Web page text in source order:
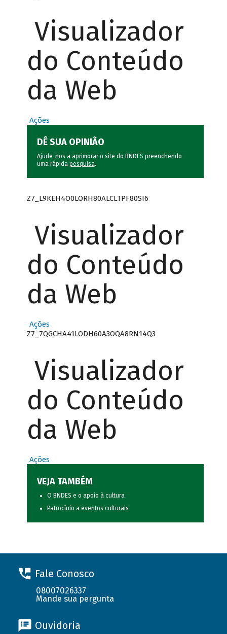
Visualizador
do Conteúdo
da Web
Ações
DÊ SUA OPINIÃO
Ajude-nos a aprimorar o site do BNDES preenchendo
uma rápida pesquisa.
Z7_L9KEH4O0LORH80ALCLTPF80SI6
Visualizador
do Conteúdo
da Web
Ações
Z7_7QGCHA41LODH60A3OQA8RN14Q3
Visualizador
do Conteúdo
da Web
Ações
VEJA TAMBÉM
O BNDES e o apoio à cultura
Patrocínio a eventos culturais
Fale Conosco
08007026337
Mande sua pergunta
Ouvidoria